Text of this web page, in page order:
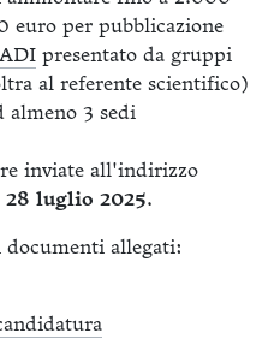
euro per pubblicazione
presentato da gruppi
al referente scientifico)
almeno 3 sedi
inviate all'indirizzo
28 luglio 2025.
allegati: